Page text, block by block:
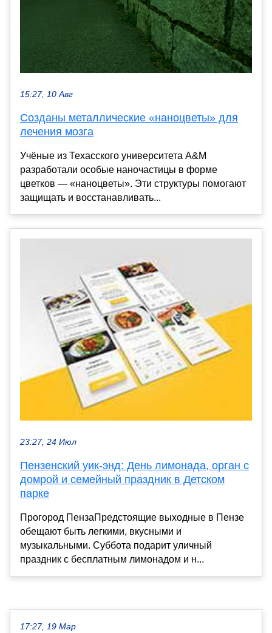
15:27, 10 Авг
Созданы металлические «наноцветы» для
лечения мозга
Учёные из Техасского университета A&M
разработали особые наночастицы в форме
цветков — «наноцветы». Эти структуры помогают
защищать и восстанавливать...
23:27, 24 Июл
Пензенский уик-энд: День лимонада, орган с
домрой и семейный праздник в Детском
парке
Прогород ПензаПредстоящие выходные в Пензе
обещают быть легкими, вкусными и
музыкальными. Суббота подарит уличный
праздник с бесплатным лимонадом и н...
17:27, 19 Мар